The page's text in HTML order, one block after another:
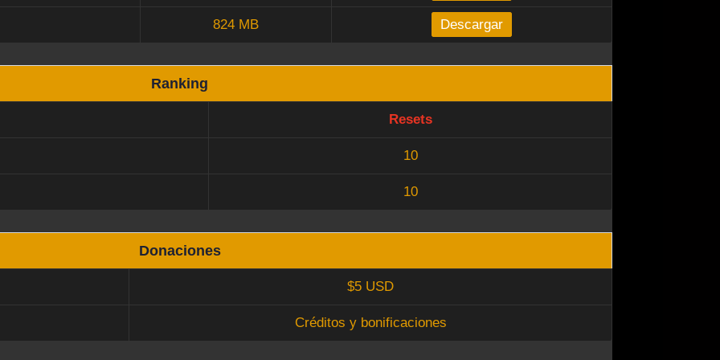
824 MB Descargar
Ranking
Resets
10
10
Donaciones
$5 USD
Créditos y bonificaciones